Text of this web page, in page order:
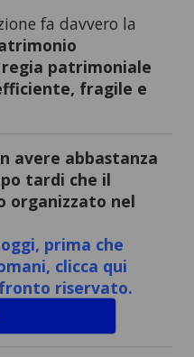
fa davvero la
patrimoniale
fragile e
avere abbastanza
tardi che il
organizzato nel
prima che
clicca qui
riservato.